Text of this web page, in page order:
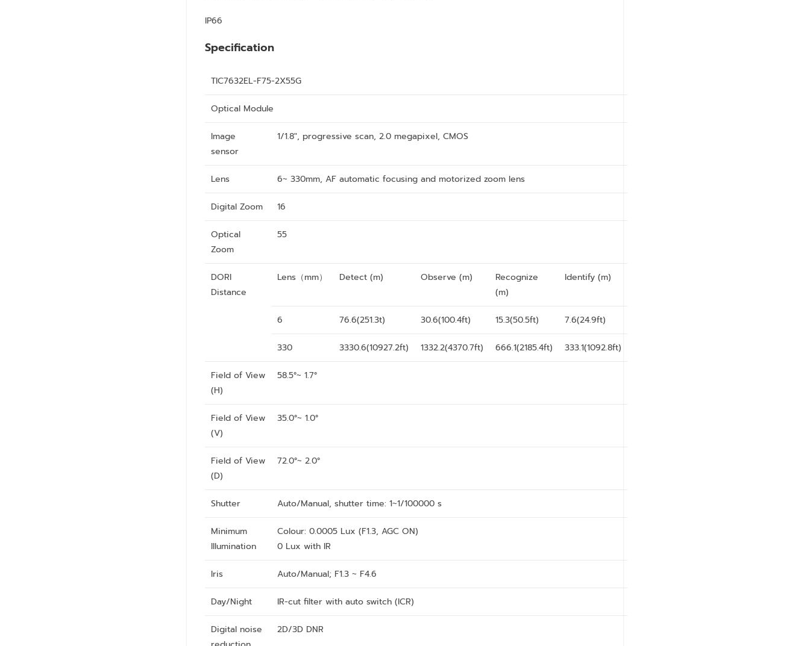
IP66
Specification
TIC7632EL-F75-2X55G
Optical Module
Image
sensor
1/1.8″, progressive scan, 2.0 megapixel, CMOS
Lens 6~ 330mm, AF automatic focusing and motorized zoom lens
Digital Zoom 16
Optical
Zoom
55
DORI
Distance
Lens（mm） Detect (m) Observe (m)
Recognize
(m)
Identify (m)
6 76.6(251.3t) 30.6(100.4ft) 15.3(50.5ft) 7.6(24.9ft)
330 3330.6(10927.2ft) 1332.2(4370.7ft) 666.1(2185.4ft) 333.1(1092.8ft)
Field of View
(H)
58.5°~ 1.7°
Field of View
(V)
35.0°~ 1.0°
Field of View
(D)
72.0°~ 2.0°
Shutter Auto/Manual, shutter time: 1~1/100000 s
Minimum
Illumination
Colour: 0.0005 Lux (F1.3, AGC ON)
0 Lux with IR
Iris Auto/Manual; F1.3 ~ F4.6
Day/Night IR-cut filter with auto switch (ICR)
Digital noise
2D/3D DNR